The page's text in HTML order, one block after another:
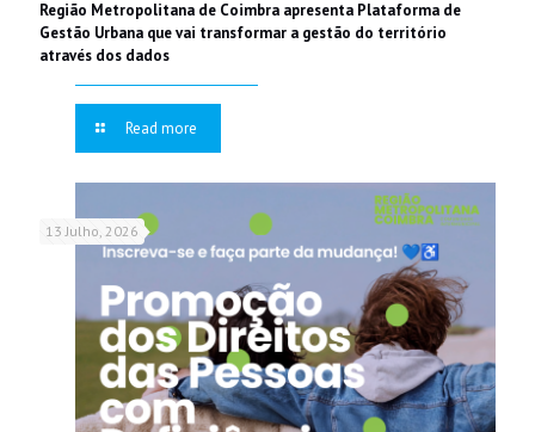
Região Metropolitana de Coimbra apresenta Plataforma de
Gestão Urbana que vai transformar a gestão do território
através dos dados
Read more
13 Julho, 2026